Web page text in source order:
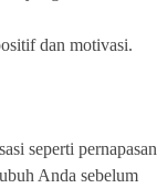
dan motivasi.
seperti pernapasan
Anda sebelum